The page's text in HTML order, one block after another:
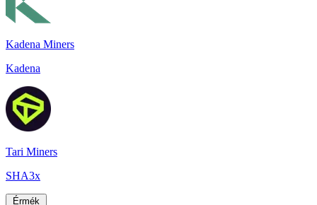
Kadena Miners
Kadena
Tari Miners
SHA3x
Érmék